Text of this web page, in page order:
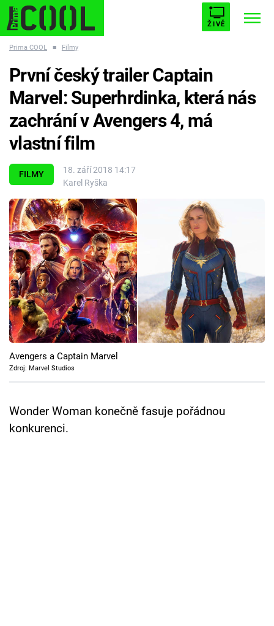
ŽIVĚ
ESCAPE PLNEJ KOTEL AVENGERS 5
Témata
Filmy
Seriály
Hry
Cool Esport
Pořady
TV Program
Přihlášení
Prima COOL ■ Filmy
FILMY
18. září 2018 14:17
Karel Ryška
První český trailer Captain
Marvel: Superhrdinka, která nás
zachrání v Avengers 4, má
vlastní film
Avengers a Captain Marvel
Zdroj: Marvel Studios
Wonder Woman konečně fasuje pořádnou
konkurenci.